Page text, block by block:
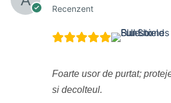
Recenzent
Foarte usor de purtat;
si decolteul.